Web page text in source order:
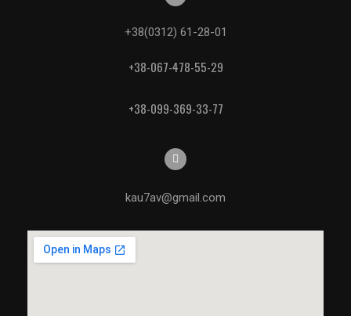
+38(0312) 61-28-01
+38-067-478-55-29
+38-099-369-33-77
kau7av@gmail.com